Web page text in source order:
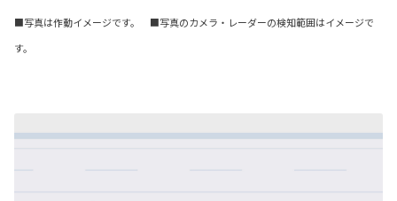
■写真は作動イメージです。 ■写真のカメラ・レーダーの検知範囲はイメージで
す。